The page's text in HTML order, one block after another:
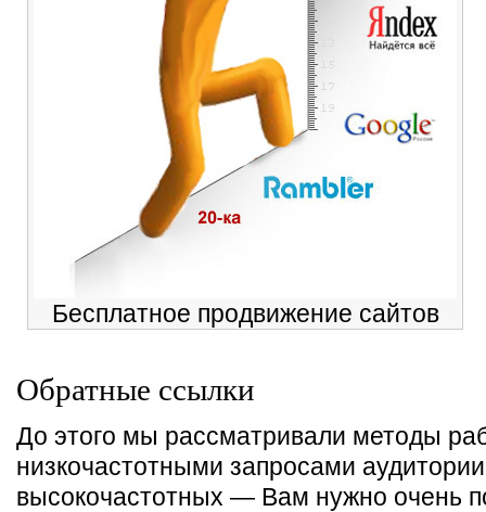
Бесплатное продвижение сайтов
Обратные ссылки
До этого мы рассматривали методы
низкочастотными запросами
высокочастотных — Вам нужно очень